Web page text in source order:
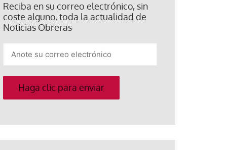
Reciba en su correo electrónico, sin
coste alguno, toda la actualidad de
Noticias Obreras
su
correo
electrónico
Haga clic para enviar